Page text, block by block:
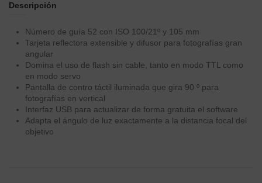
Descripción
Número de guía 52 con ISO 100/21º y 105 mm
Tarjeta reflectora extensible y difusor para fotografías gran
angular
Domina el uso de flash sin cable, tanto en modo TTL como
en modo servo
Pantalla de contro táctil iluminada que gira 90 º para
fotografías en vertical
Interfaz USB para actualizar de forma gratuita el software
Adapta el ángulo de luz exactamente a la distancia focal del
objetivo